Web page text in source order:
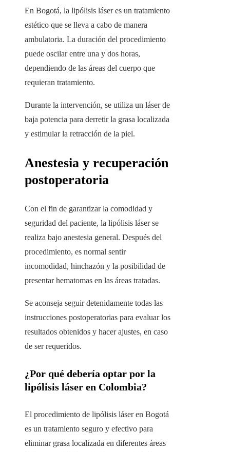
En Bogotá, la lipólisis láser es un tratamiento
estético que se lleva a cabo de manera
ambulatoria. La duración del procedimiento
puede oscilar entre una y dos horas,
dependiendo de las áreas del cuerpo que
requieran tratamiento.
Durante la intervención, se utiliza un láser de
baja potencia para derretir la grasa localizada
y estimular la retracción de la piel.
Anestesia y recuperación
postoperatoria
Con el fin de garantizar la comodidad y
seguridad del paciente, la lipólisis láser se
realiza bajo anestesia general. Después del
procedimiento, es normal sentir
incomodidad, hinchazón y la posibilidad de
presentar hematomas en las áreas tratadas.
Se aconseja seguir detenidamente todas las
instrucciones postoperatorias para evaluar los
resultados obtenidos y hacer ajustes, en caso
de ser requeridos.
¿Por qué debería optar por la
lipólisis láser en Colombia?
El procedimiento de lipólisis láser en Bogotá
es un tratamiento seguro y efectivo para
eliminar grasa localizada en diferentes áreas